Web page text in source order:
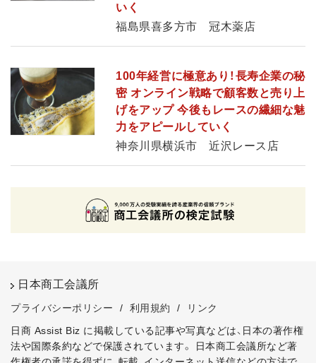
いく
福島県喜多方市 冠木薬店
100年経営に極意あり！長寿企業の秘
密 オンライン戦略で顧客数と売り上
げをアップ 今後もレースの繊細な魅
力をアピールしていく
神奈川県横浜市 近沢レース店
日本商工会議所
プライバシーポリシー / 利用規約 /
リンク
日商 Assist Biz に掲載している記事や写真などは、日本の著作権
法や国際条約などで保護されています。
日本商工会議所など著